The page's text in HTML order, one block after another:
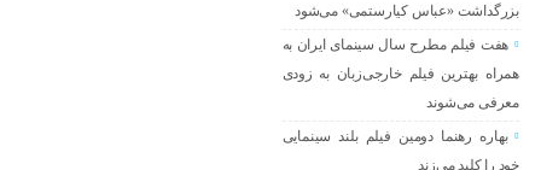
بزرگداشت «عباس کیارستمی» می‌شود
هفت فیلم مطرح سال سینمای ایران به
همراه بهترین فیلم خارجی‌زبان به زودی
معرفی می‌شوند
بهاره رهنما دومین فیلم بلند سینمایی
خود را کلید می‌زند